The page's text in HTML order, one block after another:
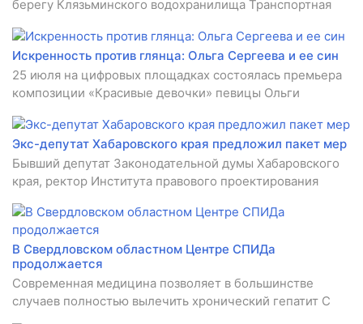
берегу Клязьминского водохранилища Транспортная
Искренность против глянца: Ольга Сергеева и ее син
25 июля на цифровых площадках состоялась премьера
композиции «Красивые девочки» певицы Ольги
Экс-депутат Хабаровского края предложил пакет мер
Бывший депутат Законодательной думы Хабаровского
края, ректор Института правового проектирования
В Свердловском областном Центре СПИДа
продолжается
Современная медицина позволяет в большинстве
случаев полностью вылечить хронический гепатит C